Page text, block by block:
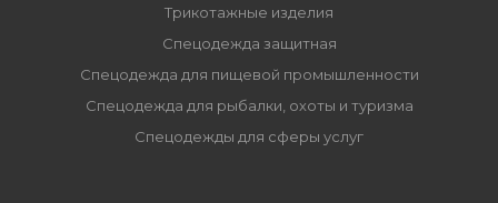
Трикотажные изделия
Спецодежда защитная
Спецодежда для пищевой промышленности
Спецодежда для рыбалки, охоты и туризма
Спецодежды для сферы услуг